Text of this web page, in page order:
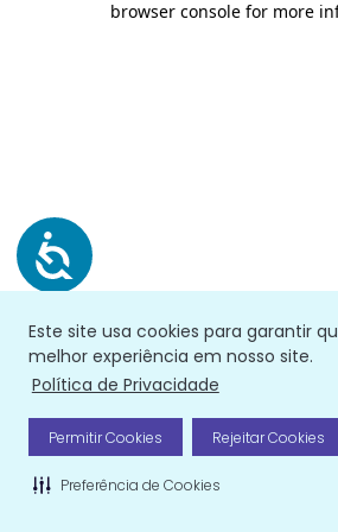
Este site usa cookies para garantir
melhor experiência em nosso site.
Política de Privacidade
Permitir Cookies Rejeitar Cookies
Preferência de Cookies
browser console for more